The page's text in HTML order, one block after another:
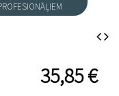
35,85 €